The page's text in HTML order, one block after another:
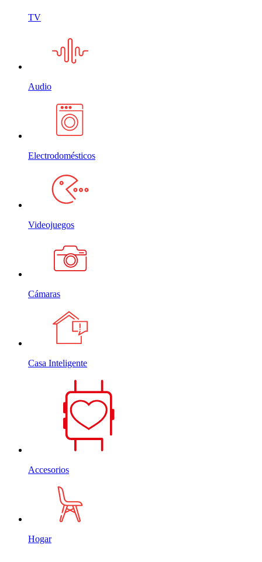
TV
Audio
Electrodomésticos
Videojuegos
Cámaras
Casa Inteligente
Accesorios
Hogar